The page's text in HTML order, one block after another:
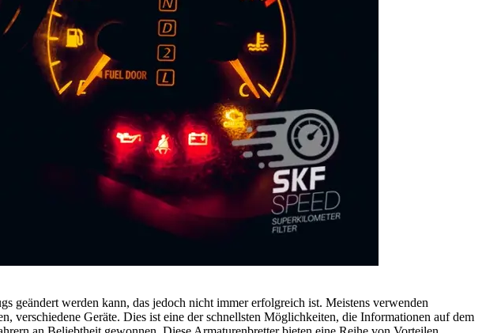
werden kann, das jedoch nicht immer erfolgreich ist. Meistens verwenden
verschiedene Geräte. Dies ist eine der schnellsten Möglichkeiten, die Informationen auf dem